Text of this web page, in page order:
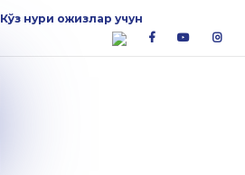
Кўз нури ожизлар учун
facebookyoutube